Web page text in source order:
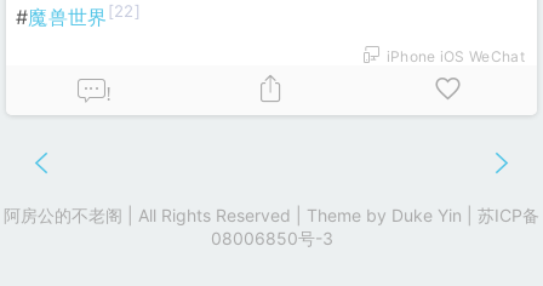
#魔兽世界 [22]
iPhone iOS WeChat
!
阿房公的不老阁 | All Rights Reserved | Theme by Duke Yin
苏ICP备
08006850号-3